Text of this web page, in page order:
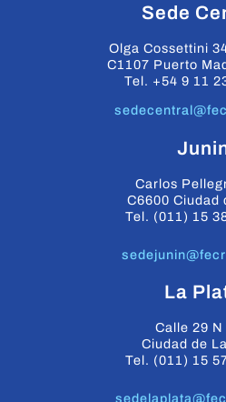
Sede
Olga Cossettini
C1107 Puerto
Tel. +54 9 11
Carlos
C6600 Ciudad
Tel. (011) 15
La
Calle 29 N
Ciudad de
Tel. (011) 15